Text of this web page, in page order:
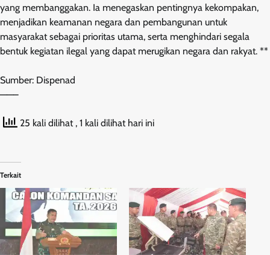
yang membanggakan. Ia menegaskan pentingnya kekompakan,
menjadikan keamanan negara dan pembangunan untuk
masyarakat sebagai prioritas utama, serta menghindari segala
bentuk kegiatan ilegal yang dapat merugikan negara dan rakyat. **
Sumber: Dispenad
——–
25 kali dilihat , 1 kali dilihat hari ini
Terkait